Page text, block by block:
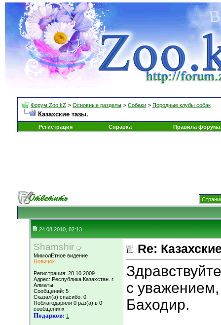
Форум Zoo.kZ > Основные разделы > Собаки > Породные клубы собак
Казахские тазы.
Регистрация Справка Правила форума
24.08.2010, 02:13
Shamshir
МимолЕтное видение
Новичок
Регистрация: 28.10.2009
Адрес: Республика Казахстан. г.
Алматы
Сообщений: 5
Сказал(а) спасибо: 0
Поблагодарили 0 раз(а) в 0
сообщениях
Подарков: 1
Re:
с уважением,
Баходир.